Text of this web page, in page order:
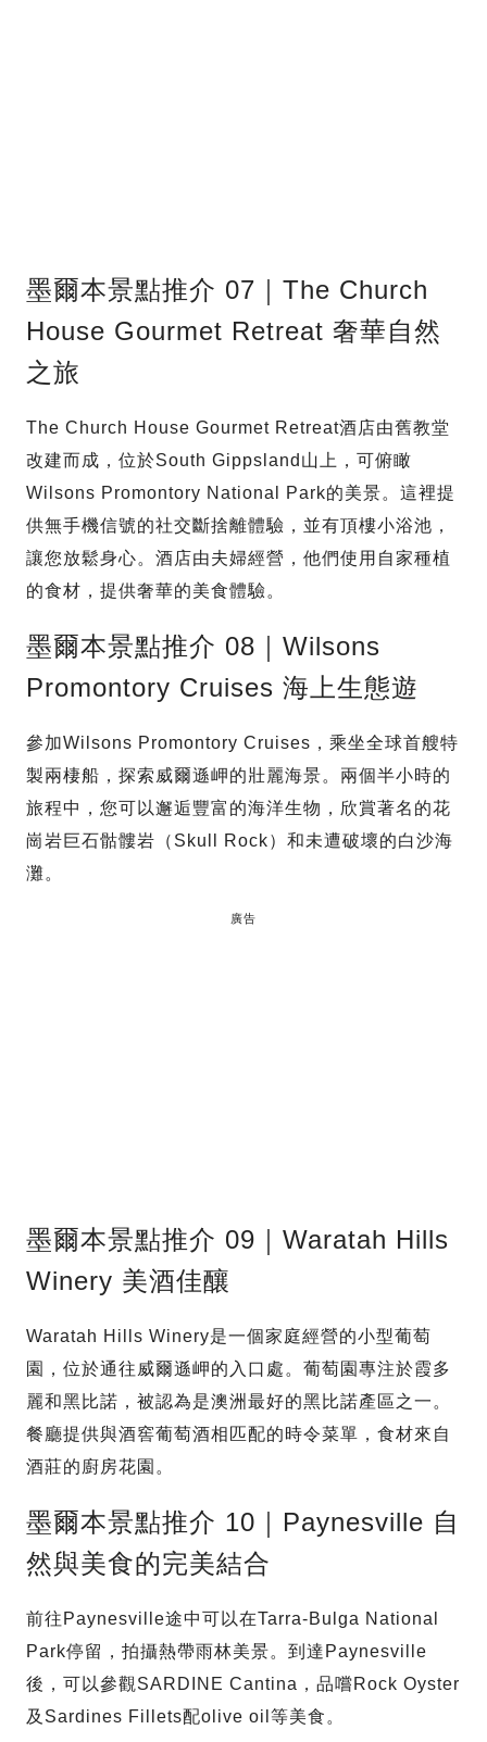
墨爾本景點推介 07｜The Church
House Gourmet Retreat 奢華自然
之旅
The Church House Gourmet Retreat酒店由舊教堂
改建而成，位於South Gippsland山上，可俯瞰
Wilsons Promontory National Park的美景。這裡提
供無手機信號的社交斷捨離體驗，並有頂樓小浴池，
讓您放鬆身心。酒店由夫婦經營，他們使用自家種植
的食材，提供奢華的美食體驗。
墨爾本景點推介 08｜Wilsons
Promontory Cruises 海上生態遊
參加Wilsons Promontory Cruises，乘坐全球首艘特
製兩棲船，探索威爾遜岬的壯麗海景。兩個半小時的
旅程中，您可以邂逅豐富的海洋生物，欣賞著名的花
崗岩巨石骷髏岩（Skull Rock）和未遭破壞的白沙海
灘。
廣告
墨爾本景點推介 09｜Waratah Hills
Winery 美酒佳釀
Waratah Hills Winery是一個家庭經營的小型葡萄
園，位於通往威爾遜岬的入口處。葡萄園專注於霞多
麗和黑比諾，被認為是澳洲最好的黑比諾產區之一。
餐廳提供與酒窖葡萄酒相匹配的時令菜單，食材來自
酒莊的廚房花園。
墨爾本景點推介 10｜Paynesville 自
然與美食的完美結合
前往Paynesville途中可以在Tarra-Bulga National
Park停留，拍攝熱帶雨林美景。到達Paynesville
後，可以參觀SARDINE Cantina，品嚐Rock Oyster
及Sardines Fillets配olive oil等美食。